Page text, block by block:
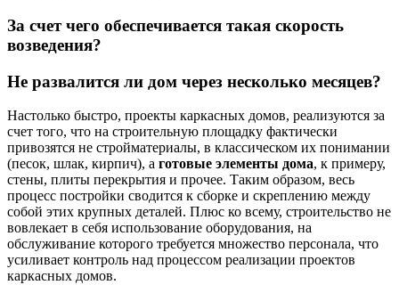
За счет чего обеспечивается такая скорость
возведения?
Не развалится ли дом через несколько месяцев?
Настолько быстро, проекты каркасных домов, реализуются за
счет того, что на строительную площадку фактически
привозятся не стройматериалы, в классическом их понимании
(песок, шлак, кирпич), а готовые элементы дома, к примеру,
стены, плиты перекрытия и прочее. Таким образом, весь
процесс постройки сводится к сборке и скреплению между
собой этих крупных деталей. Плюс ко всему, строительство не
вовлекает в себя использование оборудования, на
обслуживание которого требуется множество персонала, что
усиливает контроль над процессом реализации проектов
каркасных домов.